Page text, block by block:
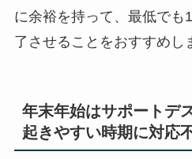
に余裕を持って、最低でも
了させることをおすすめし
年末年始はサポートデ
起きやすい時期に対応